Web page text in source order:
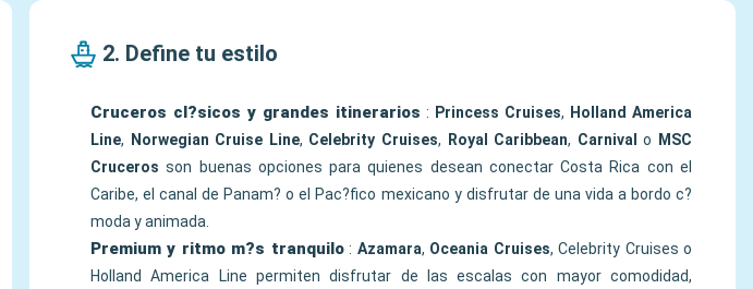
2. Define tu estilo
Cruceros cl?sicos y grandes itinerarios : Princess Cruises, Holland America
Line, Norwegian Cruise Line, Celebrity Cruises, Royal Caribbean, Carnival o
MSC
Cruceros son buenas opciones para quienes desean conectar Costa Rica con el
Caribe, el canal de Panam? o el Pac?fico mexicano y disfrutar de una vida a bordo c?
moda y animada.
Premium y ritmo m?s tranquilo: Azamara, Oceania Cruises, Celebrity Cruises o
Holland America Line permiten disfrutar de las escalas con mayor comodidad,